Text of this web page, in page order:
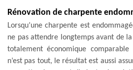
Rénovation de charpente
Lorsqu’une charpente est
ne pas attendre longtemps avant de
totalement économique
n’est pas tout, le résultat est aussi